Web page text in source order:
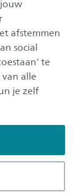
afstemmen
social
te
alle
je zelf
bij
bij Saxion.